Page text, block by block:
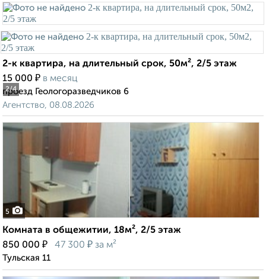
2/4
2-к квартира, на длительный срок, 50м², 2/5 этаж
15 000 ₽ в месяц
проезд Геологоразведчиков 6
Агентство, 08.08.2026
5
Комната в общежитии, 18м², 2/5 этаж
850 000 ₽ 47 300 ₽ за м²
Тульская 11